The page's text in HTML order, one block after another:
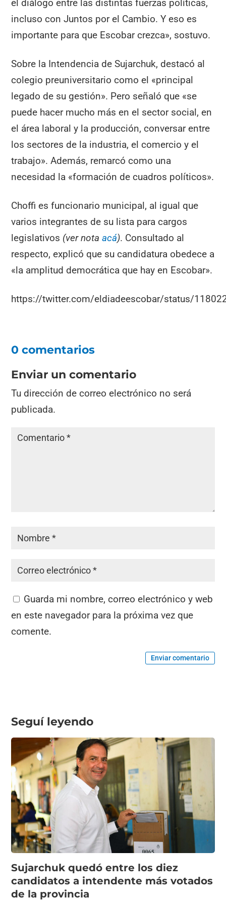
el diálogo entre las distintas fuerzas políticas,
incluso con Juntos por el Cambio. Y eso es
importante para que Escobar crezca», sostuvo.
Sobre la Intendencia de Sujarchuk, destacó al
colegio preuniversitario como el «principal
legado de su gestión». Pero señaló que «se
puede hacer mucho más en el sector social, en
el área laboral y la producción, conversar entre
los sectores de la industria, el comercio y el
trabajo». Además, remarcó como una
necesidad la «formación de cuadros políticos».
Choffi es funcionario municipal, al igual que
varios integrantes de su lista para cargos
legislativos (ver nota acá). Consultado al
respecto, explicó que su candidatura obedece a
«la amplitud democrática que hay en Escobar».
https://twitter.com/eldiadeescobar/status/
0 comentarios
Enviar un comentario
Tu dirección de correo electrónico no será
publicada.
Guarda mi nombre, correo electrónico y web
en este navegador para la próxima vez que
comente.
Enviar comentario
Seguí leyendo
Sujarchuk quedó entre los diez
candidatos a intendente más votados
de la provincia